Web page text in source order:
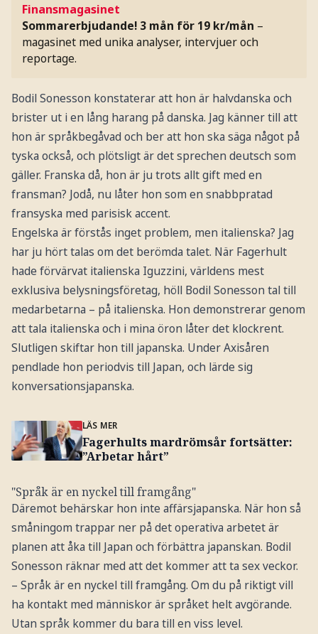
Finansmagasinet
Sommarerbjudande! 3 mån för 19 kr/mån –
magasinet med unika analyser, intervjuer och
reportage.
Bodil Sonesson konstaterar att hon är halvdanska och
brister ut i en lång harang på danska. Jag känner till att
hon är språkbegåvad och ber att hon ska säga något på
tyska också, och plötsligt är det sprechen deutsch som
gäller. Franska då, hon är ju trots allt gift med en
fransman? Jodå, nu låter hon som en snabbpratad
fransyska med parisisk accent.
Engelska är förstås inget problem, men italienska? Jag
har ju hört talas om det berömda talet. När Fagerhult
hade förvärvat italienska Iguzzini, världens mest
exklusiva belysningsföretag, höll Bodil Sonesson tal till
medarbetarna – på italienska. Hon demonstrerar genom
att tala italienska och i mina öron låter det klockrent.
Slutligen skiftar hon till japanska. Under Axisåren
pendlade hon periodvis till Japan, och lärde sig
konversationsjapanska.
LÄS MER
Fagerhults mardrömsår fortsätter:
”Arbetar hårt”
"Språk är en nyckel till framgång"
Däremot behärskar hon inte affärsjapanska. När hon så
småningom trappar ner på det operativa arbetet är
planen att åka till Japan och förbättra japanskan. Bodil
Sonesson räknar med att det kommer att ta sex veckor.
– Språk är en nyckel till framgång. Om du på riktigt vill
ha kontakt med människor är språket helt avgörande.
Utan språk kommer du bara till en viss level.